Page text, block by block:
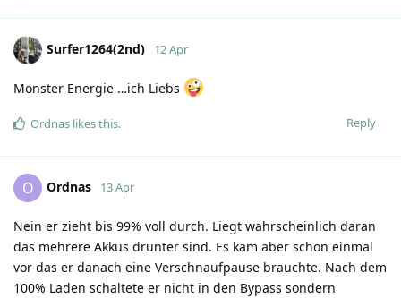
Surfer1264(2nd) 12 Apr
Monster Energie …ich Liebs
Reply
Ordnas likes this.
O Ordnas 13 Apr
Nein er zieht bis 99% voll durch. Liegt wahrscheinlich daran
das mehrere Akkus drunter sind. Es kam aber schon einmal
vor das er danach eine Verschnaufpause brauchte. Nach dem
100% Laden schaltete er nicht in den Bypass sondern